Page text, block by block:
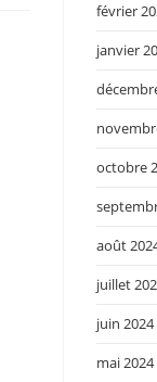
février
janvier
octobre
août
juillet
juin 2024
mai 2024